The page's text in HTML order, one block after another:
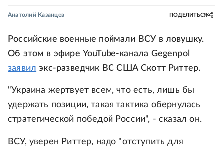
Анатолий Казанцев ПОДЕЛИТЬСЯ
Российские военные поймали ВСУ в ловушку.
Об этом в эфире YouTube-канала Gegenpol
заявил экс-разведчик ВС США Скотт Риттер.
"Украина жертвует всем, что есть, лишь бы
удержать позиции, такая тактика обернулась
стратегической победой России", - сказал он.
ВСУ, уверен Риттер, надо "отступить для